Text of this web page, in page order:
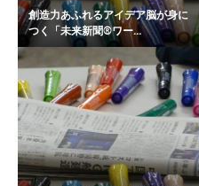
創造力あふれるアイデア脳が身に
つく「未来新聞®ワー...